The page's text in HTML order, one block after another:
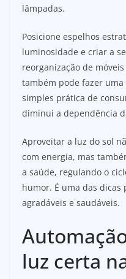
lâmpadas.
Posicione espelhos
luminosidade e criar a
reorganização de
também pode fazer
simples prática de
diminui a dependência
Aproveitar a luz do sol
com energia, mas
a saúde, regulando o
humor. É uma das dicas
agradáveis e saudáveis.
luz certa